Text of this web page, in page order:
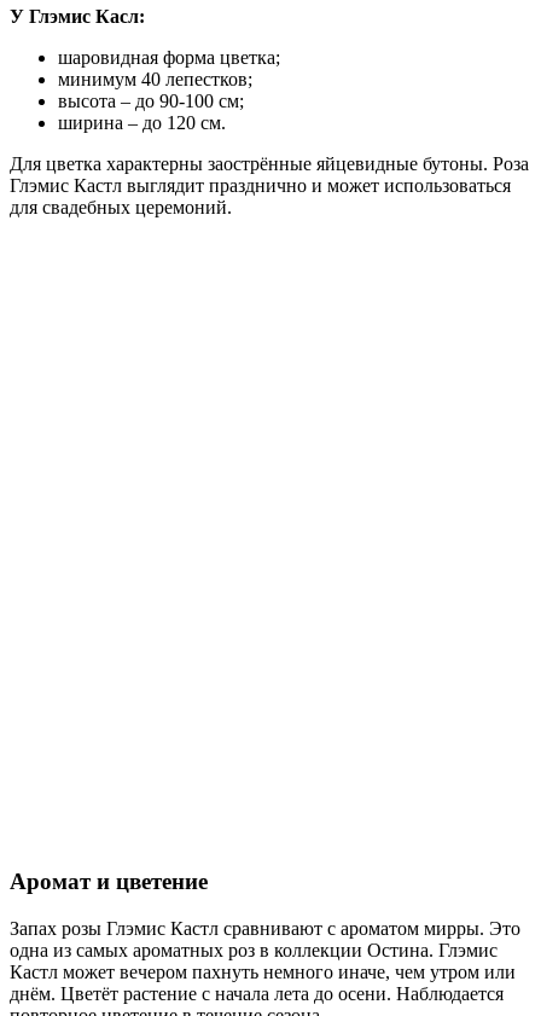
У Глэмис Касл:
шаровидная форма цветка;
минимум 40 лепестков;
высота – до 90-100 см;
ширина – до 120 см.
Для цветка характерны заострённые яйцевидные бутоны. Роза
Глэмис Кастл выглядит празднично и может использоваться
для свадебных церемоний.
Аромат и цветение
Запах розы Глэмис Кастл сравнивают с ароматом мирры. Это
одна из самых ароматных роз в коллекции Остина. Глэмис
Кастл может вечером пахнуть немного иначе, чем утром или
днём. Цветёт растение с начала лета до осени. Наблюдается